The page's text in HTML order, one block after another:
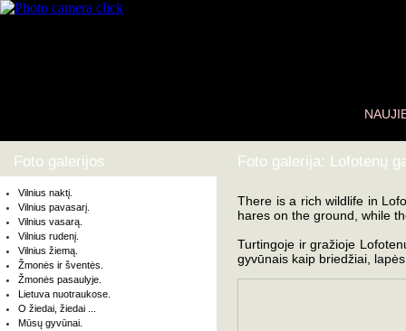
Foto galerijos
Vilnius naktį.
Vilnius pavasarį.
Vilnius vasarą.
Vilnius rudenį.
Vilnius žiemą.
Žmonės ir šventės.
Žmonės pasaulyje.
Lietuva nuotraukose.
O žiedai, žiedai ...
Mūsų gyvūnai.
Foto galerija: Lofotenų
There is a rich wildlife in
hares on the ground, while
Turtingoje ir gražioje
gyvūnais kaip briedžiai,